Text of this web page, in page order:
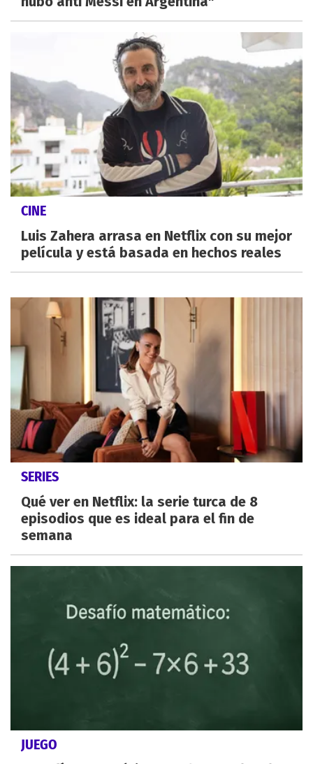
CINE
Luis Zahera arrasa en Netflix con su mejor
película y está basada en hechos reales
SERIES
Qué ver en Netflix: la serie turca de 8
episodios que es ideal para el fin de
semana
JUEGO